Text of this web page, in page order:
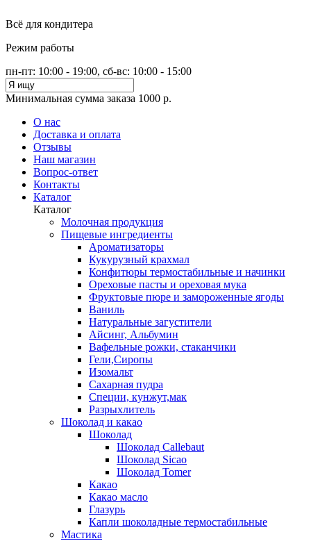
Всё для кондитера
Режим работы
пн-пт: 10:00 - 19:00, сб-вс: 10:00 - 15:00
Минимальная сумма заказа 1000 р.
О нас
Доставка и оплата
Отзывы
Наш магазин
Вопрос-ответ
Контакты
Каталог
Каталог
Молочная продукция
Пищевые ингредиенты
Ароматизаторы
Кукурузный крахмал
Конфитюры термостабильные и начинки
Ореховые пасты и ореховая мука
Фруктовые пюре и замороженные ягоды
Ваниль
Натуральные загустители
Айсинг, Альбумин
Вафельные рожки, стаканчики
Гели,Сиропы
Изомальт
Сахарная пудра
Специи, кунжут,мак
Разрыхлитель
Шоколад и какао
Шоколад
Шоколад Callebaut
Шоколад Sicao
Шоколад Tomer
Какао
Какао масло
Глазурь
Капли шоколадные термостабильные
Мастика